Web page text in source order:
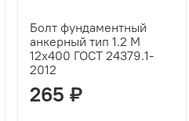
Болт фундаментный
анкерный тип 1.2 М
12х400 ГОСТ 24379.1-
2012
265 ₽